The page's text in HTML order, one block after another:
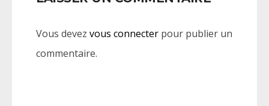
Vous devez vous connecter pour publier un
commentaire.